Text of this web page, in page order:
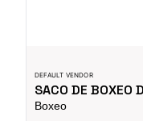
DEFAULT VENDOR
SACO DE BOXEO
Boxeo